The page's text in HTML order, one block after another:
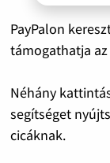
PayPalon
támogathatja
Néhány
segítséget
cicáknak.